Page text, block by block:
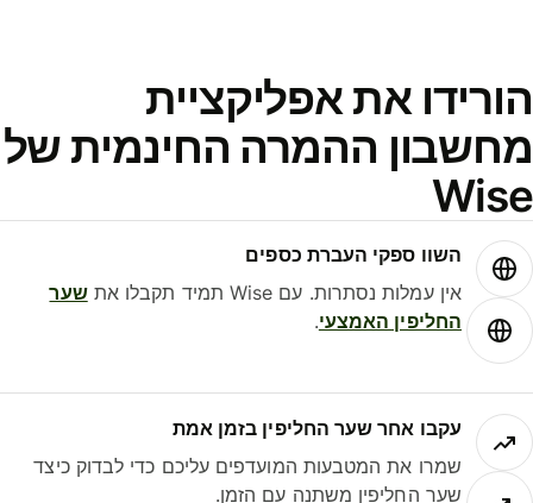
את אפליקציית
ההמרה החינמית של
השוו ספקי העברת כספים
אין עמלות נסתרות. עם Wise תמיד תקבלו את
שער
החליפין האמצעי.
עקבו אחר שער החליפין בזמן אמת
שמרו את המטבעות המועדפים עליכם כדי לבדוק כיצד
שער החליפין משתנה עם הזמן.